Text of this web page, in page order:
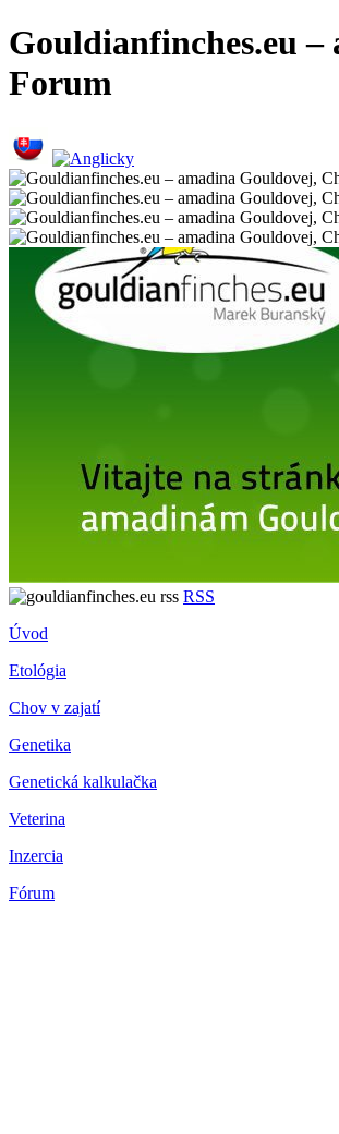
Gouldianfinches.eu
Forum
RSS
Úvod
Etológia
Chov v zajatí
Genetika
Genetická kalkulačka
Veterina
Inzercia
Fórum